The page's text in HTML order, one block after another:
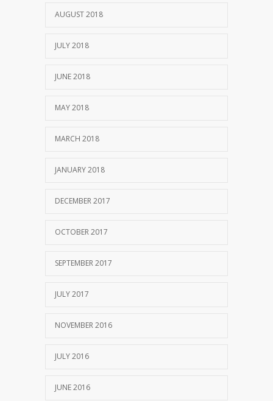
AUGUST 2018
JULY 2018
JUNE 2018
MAY 2018
MARCH 2018
JANUARY 2018
DECEMBER 2017
OCTOBER 2017
SEPTEMBER 2017
JULY 2017
NOVEMBER 2016
JULY 2016
JUNE 2016